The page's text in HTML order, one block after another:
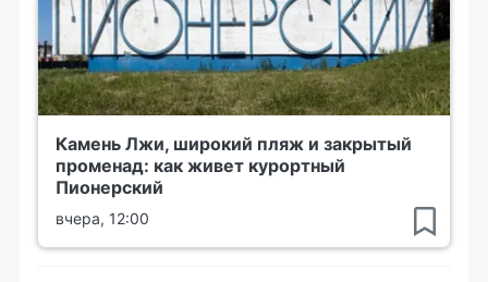
Камень Лжи, широкий пляж и закрытый
променад: как живет курортный
Пионерский
вчера, 12:00